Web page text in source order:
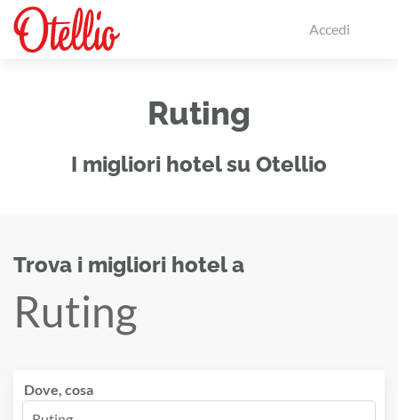
Accedi
Ruting
I migliori hotel su Otellio
Trova i migliori hotel a
Ruting
Dove, cosa